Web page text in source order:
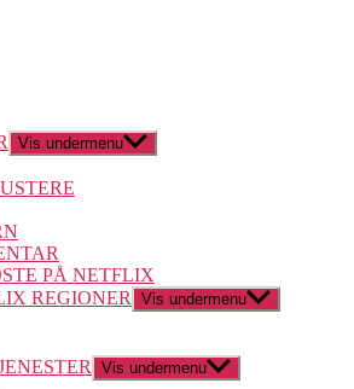
Vis undermenu
PÅ NETFLIX
REGIONER
Vis undermenu
Vis undermenu